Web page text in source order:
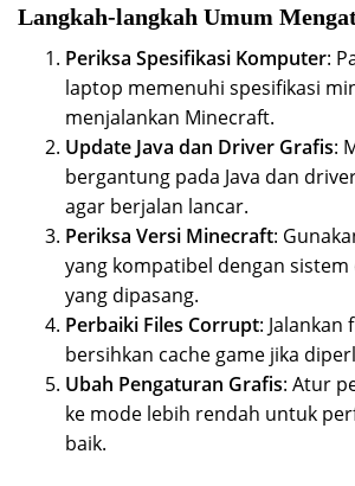
Langkah-langkah Umum
Periksa Spesifikasi Komputer:
laptop memenuhi spesifikasi
menjalankan Minecraft.
Update Java dan Driver Grafis:
bergantung pada Java dan
agar berjalan lancar.
Periksa Versi Minecraft:
yang kompatibel dengan
yang dipasang.
Perbaiki Files Corrupt: Jalankan
bersihkan cache game jika
Ubah Pengaturan Grafis: Atur
ke mode lebih rendah untuk
baik.